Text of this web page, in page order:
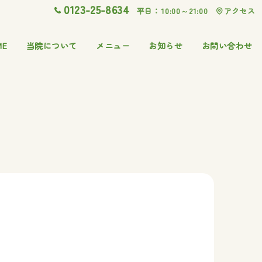
0123-25-8634 平日：10:00～21:00 アクセス
当院について メニュー お知らせ お問い合わせ